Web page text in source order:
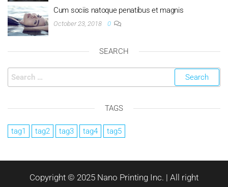
Cum sociis natoque penatibus et magnis
October 23, 2018 0
SEARCH
TAGS
tag1 tag2 tag3 tag4 tag5
Copyright © 2025 Nano Printing Inc. | All right